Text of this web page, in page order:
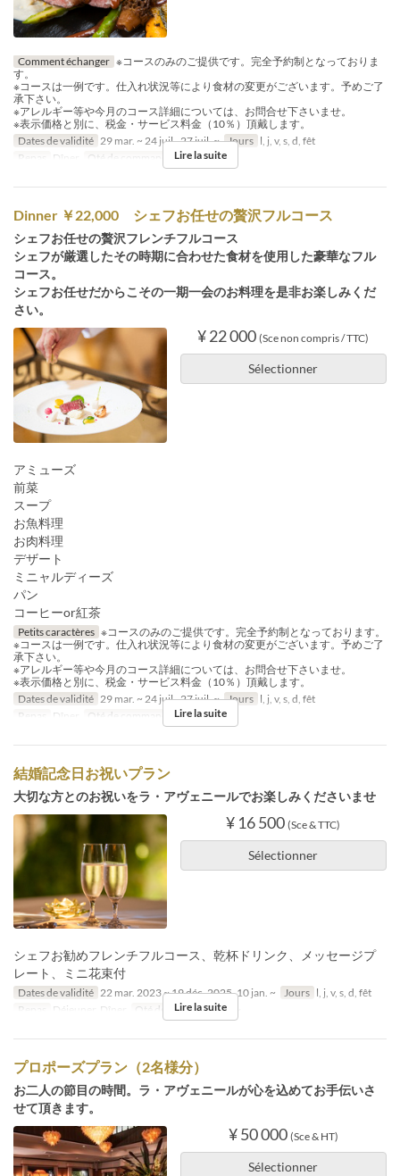
Comment échanger ※コースのみのご提供です。完全予約制となっておりま
す。
※コースは一例です。仕入れ状況等により食材の変更がございます。予めご了
承下さい。
※アレルギー等や今月のコース詳細については、お問合せ下さいませ。
※表示価格と別に、税金・サービス料金（10％）頂戴します。
Dates de validité 29 mar. ~ 24 juil., 27 juil. ~ Jours l, j, v, s, d, fêt
Repas
Dîner Qté de commande 2 ~
Lire la suite
Dinner ￥22,000 シェフお任せの贅沢フルコース
シェフお任せの贅沢フレンチフルコース
シェフが厳選したその時期に合わせた食材を使用した豪華なフル
コース。
シェフお任せだからこその一期一会のお料理を是非お楽しみくだ
さい。
¥ 22 000 (Sce non compris / TTC)
Sélectionner
アミューズ
前菜
スープ
お魚料理
お肉料理
デザート
ミニャルディーズ
パン
コーヒーor紅茶
Petits caractères ※コースのみのご提供です。完全予約制となっております。
※コースは一例です。仕入れ状況等により食材の変更がございます。予めご了
承下さい。
※アレルギー等や今月のコース詳細については、お問合せ下さいませ。
※表示価格と別に、税金・サービス料金（10％）頂戴します。
Dates de validité 29 mar. ~ 24 juil., 27 juil. ~ Jours l, j, v, s, d, fêt
Repas
Dîner Qté de commande 1 ~
Lire la suite
結婚記念日お祝いプラン
大切な方とのお祝いをラ・アヴェニールでお楽しみくださいませ
¥ 16 500 (Sce & TTC)
Sélectionner
シェフお勧めフレンチフルコース、乾杯ドリンク、メッセージプ
レート、ミニ花束付
Dates de validité 22 mar. 2023 ~ 19 déc. 2025, 10 jan. ~ Jours l, j, v, s, d, fêt
Repas
Déjeuner, Dîner Qté de commande 2 ~
Lire la suite
プロポーズプラン（2名様分）
お二人の節目の時間。ラ・アヴェニールが心を込めてお手伝いさ
せて頂きます。
¥ 50 000 (Sce & HT)
Sélectionner